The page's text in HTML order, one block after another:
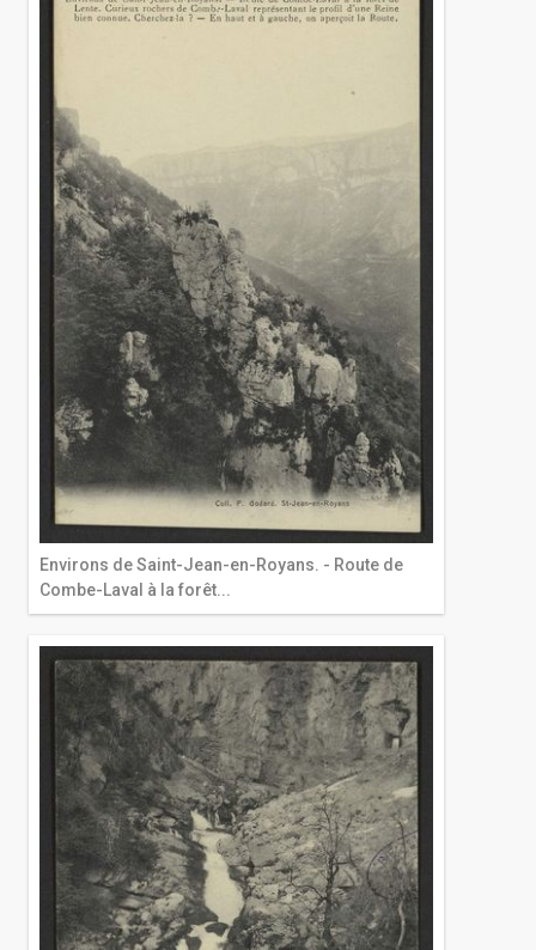
Environs de Saint-Jean-en-Royans. - Route de
Combe-Laval à la forêt...